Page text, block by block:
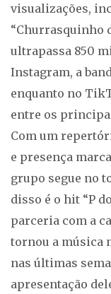
visualizações,
“Churrasquinho
ultrapassa 850
Instagram, a
enquanto no
entre os
Com um
e presença
grupo segue no
disso é o hit “P
parceria com a
tornou a música
nas últimas
apresentação